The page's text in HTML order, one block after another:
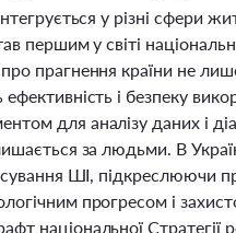
у різні сфери
першим у світі
прагнення країни не
і безпеку
для аналізу даних і
за людьми. В
ШІ,
прогресом і
національної